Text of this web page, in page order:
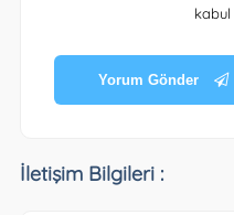
Yorum Gönder
İletişim Bilgileri :